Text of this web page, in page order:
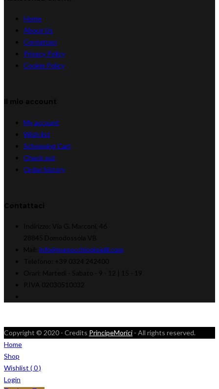
Home
About Us
Contattaci
Privacy Policy
Cookie Policy
My account
Wish list
Schopping Cart
Check out
Order history
info@menocchiogioielli.com
Copyright © 2020 - Credits PrincipeMorici - All rights reserved.
Home
Shop
Wishlist (0)
Login